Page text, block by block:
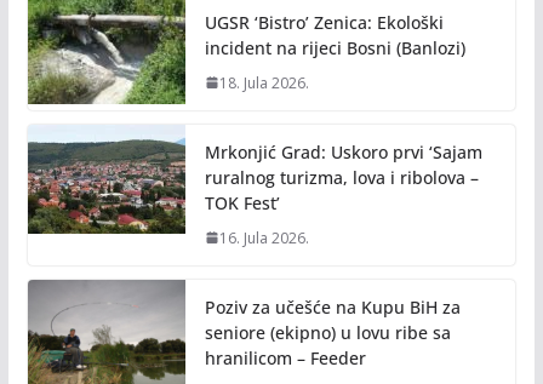
UGSR ‘Bistro’ Zenica: Ekološki
incident na rijeci Bosni (Banlozi)
18. Jula 2026.
Mrkonjić Grad: Uskoro prvi ‘Sajam
ruralnog turizma, lova i ribolova –
TOK Fest’
16. Jula 2026.
Poziv za učešće na Kupu BiH za
seniore (ekipno) u lovu ribe sa
hranilicom – Feeder